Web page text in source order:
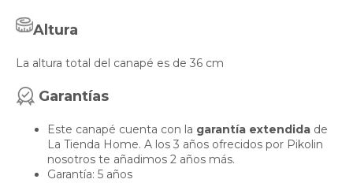
Altura
La altura total del canapé es de 36 cm
Garantías
Este canapé cuenta con la garantía extendida de
La Tienda Home. A los 3 años ofrecidos por Pikolin
nosotros te añadimos 2 años más.
Garantía: 5 años